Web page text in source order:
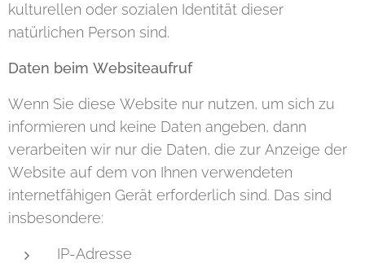
kulturellen oder sozialen Identität dieser
natürlichen Person sind.
Daten beim Websiteaufruf
Wenn Sie diese Website nur nutzen, um sich zu
informieren und keine Daten angeben, dann
verarbeiten wir nur die Daten, die zur Anzeige der
Website auf dem von Ihnen verwendeten
internetfähigen Gerät erforderlich sind. Das sind
insbesondere:
IP-Adresse